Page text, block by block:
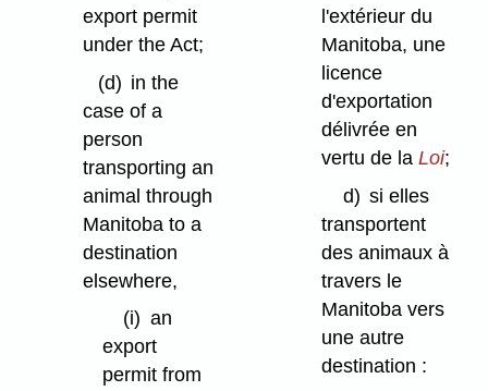
export permit
under the Act;
(d) in the
case of a
person
transporting an
animal through
Manitoba to a
destination
elsewhere,
(i) an
export
permit from
l'extérieur du
Manitoba, une
licence
d'exportation
délivrée en
vertu de laLoi;
d) si elles
transportent
des animaux à
travers le
Manitoba vers
une autre
destination :